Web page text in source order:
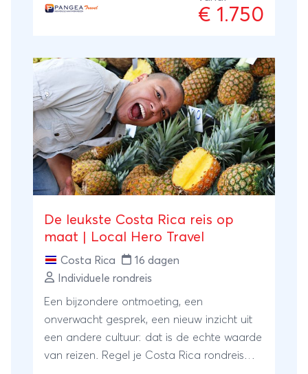
€ 1.750
De leukste Costa Rica reis op
maat | Local Hero Travel
Costa Rica
16 dagen
Individuele rondreis
Een bijzondere ontmoeting, een
onverwacht gesprek, een nieuw inzicht uit
een andere cultuur: dat is de echte waarde
van reizen. Regel je Costa Rica rondreis